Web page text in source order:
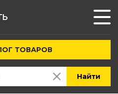
ТОВАРОВ
Найти